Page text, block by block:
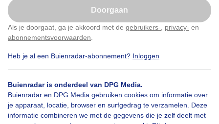
Doorgaan
Als je doorgaat, ga je akkoord met de gebruikers- privacy- en
abonnementsvoorwaarden
Heb je al een Buienradar-abonnement? Inloggen
Buienradar is onderdeel van DPG Media.
Buienradar en DPG Media gebruiken cookies om informatie over
je apparaat, locatie, browser en surfgedrag te verzamelen. Deze
informatie combineren we met de gegevens die je zelf deelt met
Door: Layla Wijsmuller-Vafi Gemaakt: 03-03-2026, 54x bekeken
Voorjaar Winter
Bekijk slideshow
Klik hierom dit aan te passen